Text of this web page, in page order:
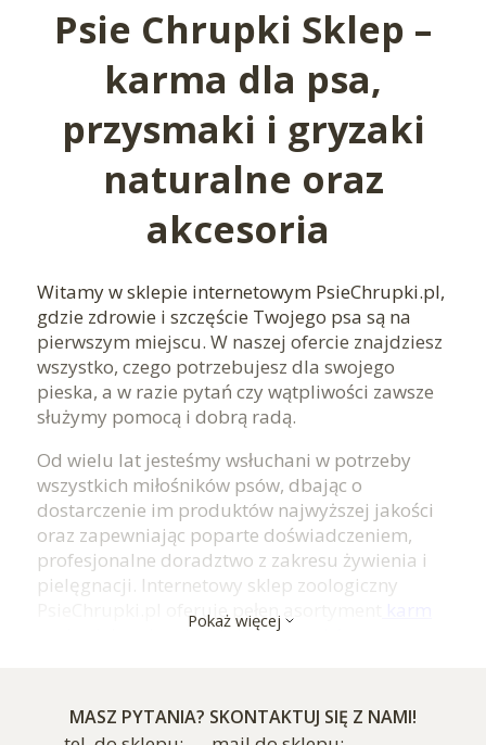
Psie Chrupki Sklep –
karma dla psa,
przysmaki i gryzaki
naturalne oraz
akcesoria
Witamy w sklepie internetowym PsieChrupki.pl,
gdzie zdrowie i szczęście Twojego psa są na
pierwszym miejscu. W naszej ofercie znajdziesz
wszystko, czego potrzebujesz dla swojego
pieska, a w razie pytań czy wątpliwości zawsze
służymy pomocą i dobrą radą.
Od wielu lat jesteśmy wsłuchani w potrzeby
wszystkich miłośników psów, dbając o
dostarczenie im produktów najwyższej jakości
oraz zapewniając poparte doświadczeniem,
profesjonalne doradztwo z zakresu żywienia i
pielęgnacji. Internetowy sklep zoologiczny
PsieChrupki.pl oferuje pełen asortyment
mokrych , a takżesmaczków
producentami pożywienia najwyższej jakości,
dbając o jak największą różnorodność oraz
Pokaż więcej
MASZ PYTANIA? SKONTAKTUJ SIĘ Z NAMI!